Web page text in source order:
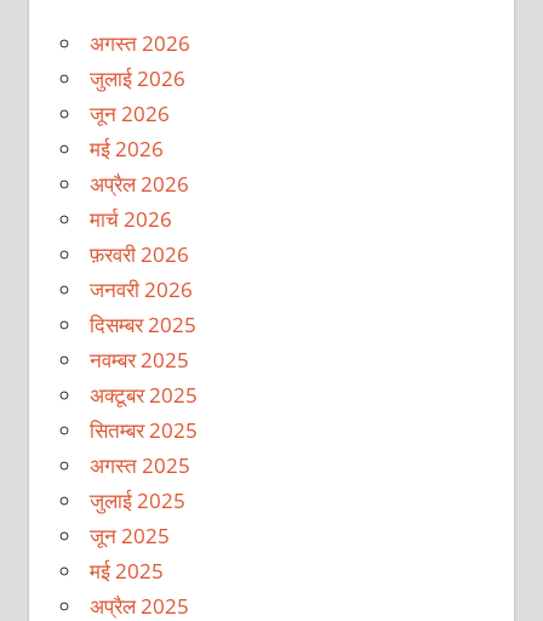
अगस्त 2026
जुलाई 2026
जून 2026
मई 2026
अप्रैल 2026
मार्च 2026
फ़रवरी 2026
जनवरी 2026
दिसम्बर 2025
नवम्बर 2025
अक्टूबर 2025
सितम्बर 2025
अगस्त 2025
जुलाई 2025
जून 2025
मई 2025
अप्रैल 2025